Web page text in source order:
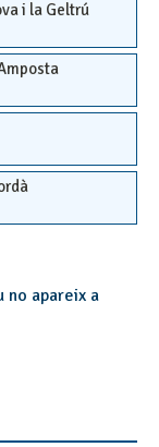
i la Geltrú
apareix a